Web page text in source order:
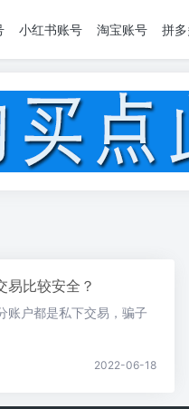
小红书账号 淘宝账号 拼
易比较安全？
账户都是私下交易，骗子
2022-06-18